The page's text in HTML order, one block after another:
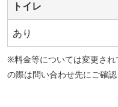
トイレ
あり
※料金等については変更さ
の際は問い合わせ先にご確認